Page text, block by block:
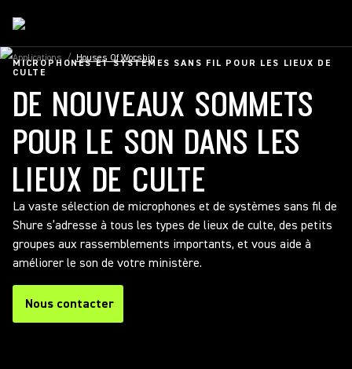
Applications / Houses Of Worship
MICROPHONES ET SYSTÈMES SANS FIL POUR LES LIEUX DE
CULTE
DE NOUVEAUX SOMMETS
POUR LE SON DANS LES
LIEUX DE CULTE
La vaste sélection de microphones et de systèmes sans fil de
Shure s’adresse à tous les types de lieux de culte, des petits
groupes aux rassemblements importants, et vous aide à
améliorer le son de votre ministère.
Nous contacter